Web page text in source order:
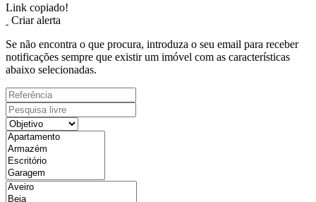
Link copiado!
Criar alerta
Se não encontra o que procura, introduza o seu email para receber
notificações sempre que existir um imóvel com as características
abaixo selecionadas.